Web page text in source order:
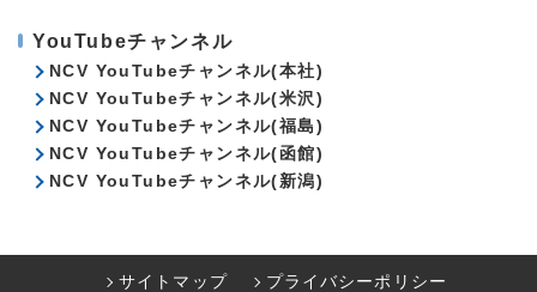
YouTubeチャンネル
NCV YouTubeチャンネル(本社)
NCV YouTubeチャンネル(米沢)
NCV YouTubeチャンネル(福島)
NCV YouTubeチャンネル(函館)
NCV YouTubeチャンネル(新潟)
サイトマップ プライバシーポリシー